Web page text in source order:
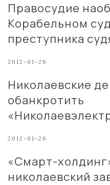
Правосудие
Корабельном
преступника
2012-01-26
Николаевские
обанкротить
2012-01-26
«Смарт-
николаевский